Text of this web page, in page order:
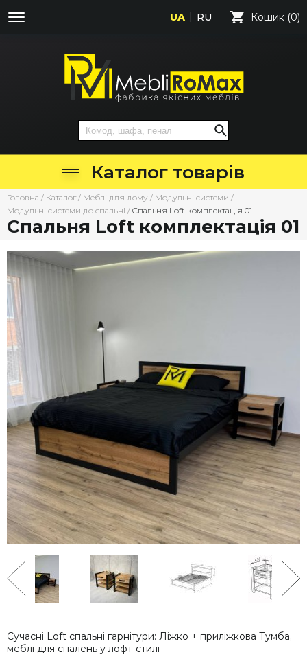
UA RU Кошик (0)
Каталог товарів
Головна / Каталог / Меблі для дому / Модульні системи /
Модульні системи до спальні / Cпальня Loft комплектація 01
Cпальня Loft комплектація 01
Сучасні Loft спальні гарнітури: Ліжко + приліжкова Тумба,
меблі для спалень у лофт-стилі